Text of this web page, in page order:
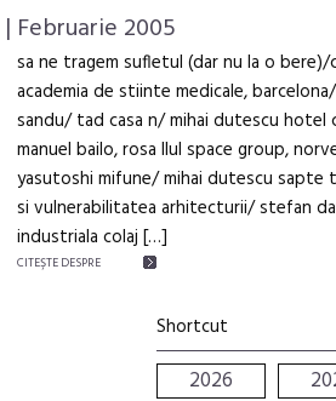
| Februarie 2005
sa ne tragem sufletul (dar nu la o
academia de stiinte medicale,
sandu/ tad casa n/ mihai dutescu hotel
manuel bailo, rosa llul space group,
yasutoshi mifune/ mihai dutescu sapte
si vulnerabilitatea arhitecturii/ stefan
industriala colaj […]
CITEŞTE DESPRE
Shortcut
2026